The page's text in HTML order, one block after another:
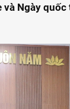
Ngày quốc